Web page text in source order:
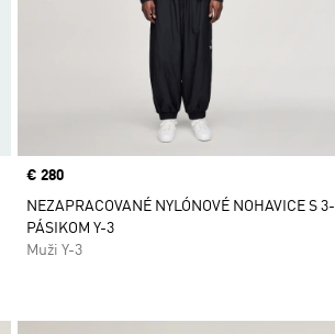
Price
€ 280
NEZAPRACOVANÉ NYLÓNOVÉ NOHAVICE S 3-
PÁSIKOM Y-3
Muži Y-3